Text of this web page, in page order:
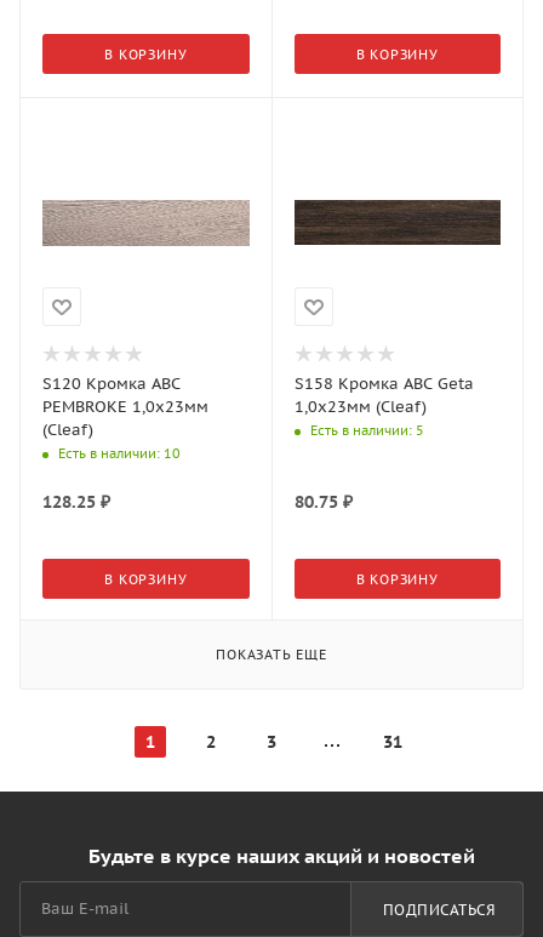
В КОРЗИНУ В КОРЗИНУ
S120 Кромка АВС
PEMBROKE 1,0х23мм
(Cleaf)
Есть в наличии: 10
128.25 ₽
В КОРЗИНУ
S158 Кромка АВС Geta
1,0х23мм (Cleaf)
Есть в наличии: 5
80.75₽
В КОРЗИНУ
ПОКАЗАТЬ ЕЩЕ
1 2 3 31
Будьте в курсе наших акций и новостей
ПОДПИСАТЬСЯ